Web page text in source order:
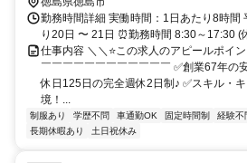
勤務時間詳細 実働時間：1日あたり8時間
り20日 〜 21日 ⏰勤務時間 8:30～17:30 (
仕事内容 ＼＼⭐この求人のアピールポイ
￣￣￣￣￣￣￣￣￣￣￣￣ ✅創業67年の
休日125日の完全週休2日制♪ ✅スキル・
境！...
制服あり 学歴不問 車通勤OK 固定時間制 経験不
長期休暇あり
土日祝休み